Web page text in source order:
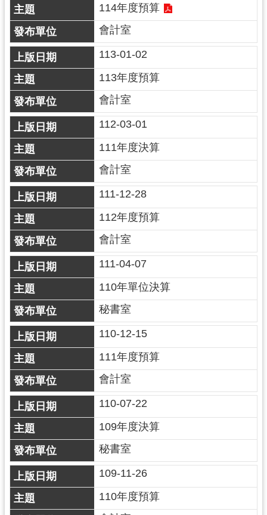
服
務
桃
青
資
源
基
地
介
紹
相
關
連
結
政
府
資
訊
公
開
回
首
頁
網
站
導
覽
市
政
信
114年度預算
會計室
113-01-02
113年度預算
會計室
112-03-01
111年度決算
會計室
111-12-28
112年度預算
會計室
111-04-07
110年單位決算
秘書室
110-12-15
111年度預算
會計室
110-07-22
109年度決算
秘書室
109-11-26
110年度預算